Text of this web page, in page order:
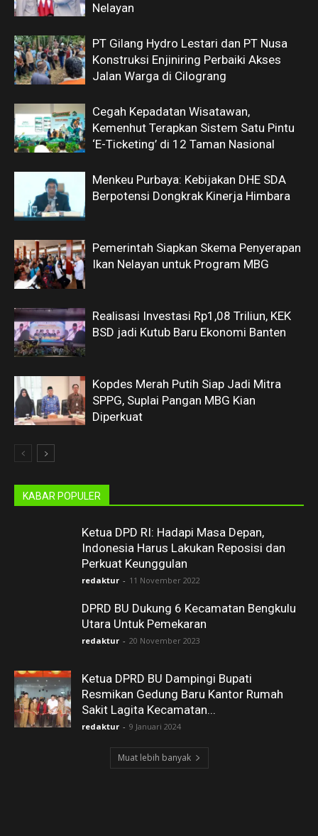
Nelayan
PT Gilang Hydro Lestari dan PT Nusa
Konstruksi Enjiniring Perbaiki Akses
Jalan Warga di Cilograng
Cegah Kepadatan Wisatawan,
Kemenhut Terapkan Sistem Satu Pintu
‘E-Ticketing’ di 12 Taman Nasional
Menkeu Purbaya: Kebijakan DHE SDA
Berpotensi Dongkrak Kinerja Himbara
Pemerintah Siapkan Skema Penyerapan
Ikan Nelayan untuk Program MBG
Realisasi Investasi Rp1,08 Triliun, KEK
BSD jadi Kutub Baru Ekonomi Banten
Kopdes Merah Putih Siap Jadi Mitra
SPPG, Suplai Pangan MBG Kian
Diperkuat
KABAR POPULER
Ketua DPD RI: Hadapi Masa Depan,
Indonesia Harus Lakukan Reposisi dan
Perkuat Keunggulan
redaktur - 11 November 2022
DPRD BU Dukung 6 Kecamatan Bengkulu
Utara Untuk Pemekaran
redaktur - 20 November 2023
Ketua DPRD BU Dampingi Bupati
Resmikan Gedung Baru Kantor Rumah
Sakit Lagita Kecamatan...
redaktur - 9 Januari 2024
Muat lebih banyak